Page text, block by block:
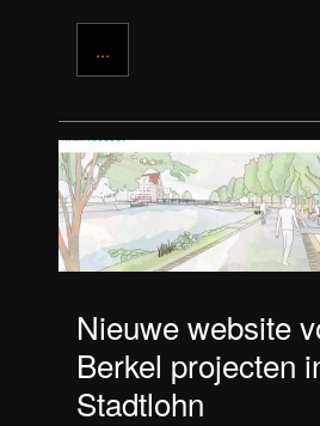
...
Nieuwe website
Berkel projecten
Stadtlohn